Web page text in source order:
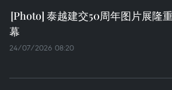
泰越建交50周年图片展隆
幕
24/07/2026 08:20